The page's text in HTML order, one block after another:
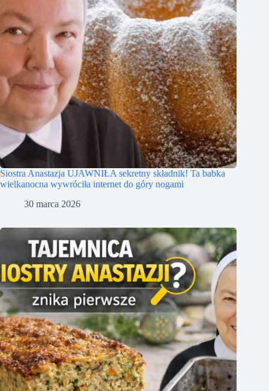
Siostra Anastazja UJAWNIŁA sekretny składnik! Ta babka
wielkanocna wywróciła internet do góry nogami
30 marca 2026